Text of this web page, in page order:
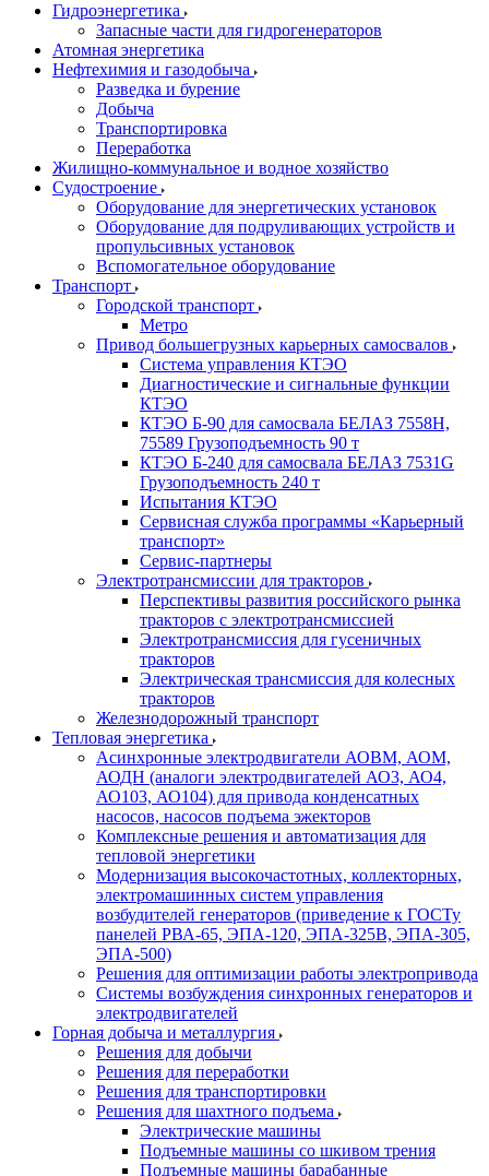
Гидроэнергетика
Запасные части для гидрогенераторов
Атомная энергетика
Нефтехимия и газодобыча
Разведка и бурение
Добыча
Транспортировка
Переработка
Жилищно-коммунальное и водное хозяйство
Судостроение
Оборудование для энергетических установок
Оборудование для подруливающих устройств и
пропульсивных установок
Вспомогательное оборудование
Транспорт
Городской транспорт
Метро
Привод большегрузных карьерных самосвалов
Система управления КТЭО
Диагностические и сигнальные функции
КТЭО
КТЭО Б-90 для самосвала БЕЛАЗ 7558H,
75589 Грузоподъемность 90 т
КТЭО Б-240 для самосвала БЕЛАЗ 7531G
Грузоподъемность 240 т
Испытания КТЭО
Сервисная служба программы «Карьерный
транспорт»
Сервис-партнеры
Электротрансмиссии для тракторов
Перспективы развития российского рынка
тракторов с электротрансмиссией
Электротрансмиссия для гусеничных
тракторов
Электрическая трансмиссия для колесных
тракторов
Железнодорожный транспорт
Тепловая энергетика
Асинхронные электродвигатели АОВМ, АОМ,
АОДН (аналоги электродвигателей АО3, АО4,
АО103, АО104) для привода конденсатных
насосов, насосов подъема эжекторов
Комплексные решения и автоматизация для
тепловой энергетики
Модернизация высокочастотных, коллекторных,
электромашинных систем управления
возбудителей генераторов (приведение к ГОСТу
панелей РВА-65, ЭПА-120, ЭПА-325В, ЭПА-305,
ЭПА-500)
Решения для оптимизации работы электропривода
Системы возбуждения синхронных генераторов и
электродвигателей
Горная добыча и металлургия
Решения для добычи
Решения для переработки
Решения для транспортировки
Решения для шахтного подъема
Электрические машины
Подъемные машины со шкивом трения
Подъемные машины барабанные